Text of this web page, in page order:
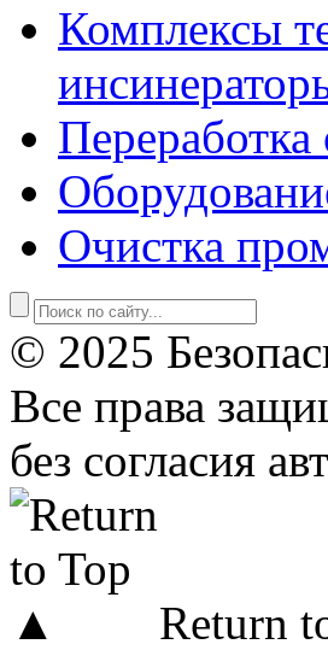
Комплексы
Переработка
Очистка
© 2025
Все права
без согласия
Return